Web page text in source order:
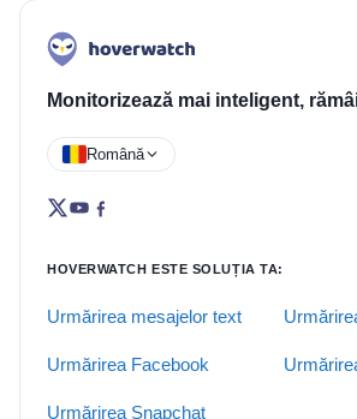
Monitorizează mai inteligent,
Română
HOVERWATCH ESTE SOLUȚIA TA:
Urmărirea mesajelor text
Urmărirea Facebook
Urmărirea Snapchat